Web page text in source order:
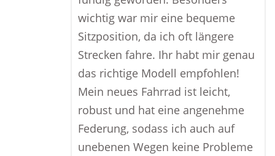
wichtig war mir eine bequeme
Sitzposition, da ich oft längere
Strecken fahre. Ihr habt mir genau
das richtige Modell empfohlen!
Mein neues Fahrrad ist leicht,
robust und hat eine angenehme
Federung, sodass ich auch auf
unebenen Wegen keine Probleme